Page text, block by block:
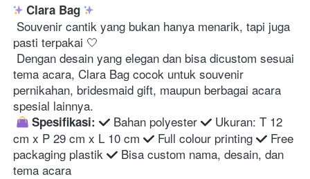
Clara Bag
pasti terpakai 🤍
tema acara, Clara Bag cocok untuk souvenir
pernikahan, bridesmaid gift, maupun berbagai acara
spesial lainnya.
Spesifikasi: Bahan polyester
Ukuran: T 12
cm x P 29 cm x L 10 cm
Full colour printing
Free
packaging plastik
Bisa custom nama, desain, dan
tema acara